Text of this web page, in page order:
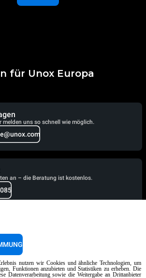
für Unox Europa
melden uns so schnell wie möglich.
an – die Beratung ist kostenlos.
Ihnen gerne weiter. Rufen Sie sie an.
785
nutzen wir Cookies und ähnliche Technologien, um
Funktionen anzubieten und Statistiken zu erheben. Die
Datenverarbeitung sowie die Weitergabe an Drittanbieter